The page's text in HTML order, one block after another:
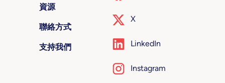
資源
聯絡方式
支持我們
X
LinkedIn
Instagram